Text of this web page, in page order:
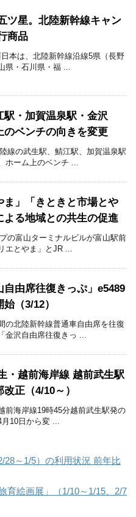
ツ星。北陸新幹線キャン
商品
本は、北陸新幹線沿線5県（長野
県・石川県・福 ...
駅・加賀温泉駅・金沢
のベンチの向きを変更
線の武生駅、鯖江駅、加賀温泉駅
ホーム上のベンチ ...
ま」「きときと市場とや
よる地域との共生の促進
の富山ターミナルビルが富山駅前
エとやま」とJR ...
自由席往復きっぷ」e5489
（3/12）
の北陸新幹線普通車自由席を往復
金沢自由席往復きっ ...
・越前海岸線 越前武生駅
正（4/10～）
前海岸線19時45分越前武生駅発の
10日から変 ...
28～1/5）の利用状況 前年比
育絵画展」（1/10～1/15、2/7